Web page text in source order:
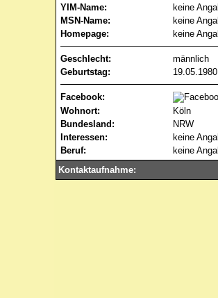
YIM-Name:
keine
MSN-Name:
keine
Homepage:
keine
Geschlecht:
männlich
Geburtstag:
19.05.1980
Facebook:
Wohnort:
Köln
Bundesland:
NRW
Interessen:
keine
Beruf:
keine
Kontaktaufnahme: